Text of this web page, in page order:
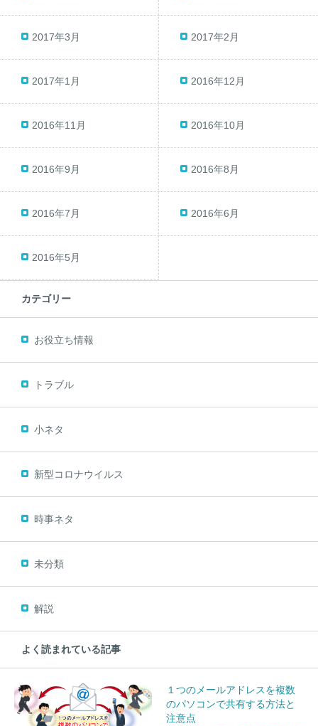
2017年3月 2017年2月
2017年1月 2016年12月
2016年11月 2016年10月
2016年9月 2016年8月
2016年7月 2016年6月
2016年5月
カテゴリー
お役立ち情報
トラブル
小ネタ
新型コロナウイルス
時事ネタ
未分類
解説
よく読まれている記事
１つのメールアドレスを複数
のパソコンで共有する方法と
注意点